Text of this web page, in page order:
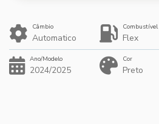
Câmbio
Automatico
Combustível
Flex
Ano/Modelo
2024/2025
Cor
Preto